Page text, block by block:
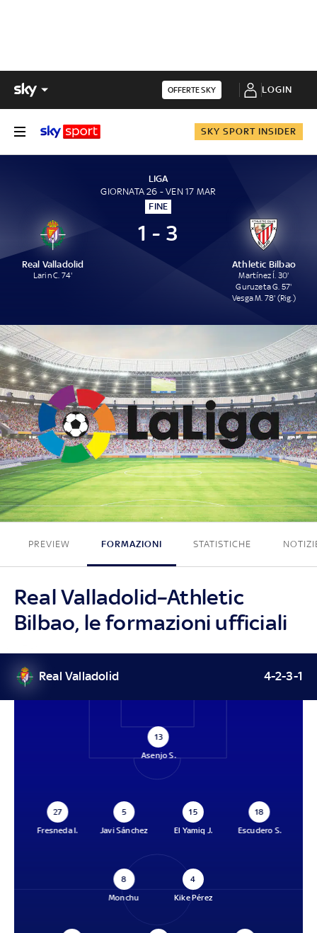
OFFERTE SKY LOGIN
SKY SPORT INSIDER
LIGA
GIORNATA 26 - VEN 17 MAR
FINE
Real Valladolid
Larin C. 74'
1 - 3
Athletic Bilbao
Martínez Í. 30'
Guruzeta G. 57'
Vesga M. 78' (Rig.)
1 - 3
PREVIEW FORMAZIONI STATISTICHE
Real Valladolid–Athletic
Bilbao, le formazioni ufficiali
Real Valladolid 4-2-3-1
13
Asenjo S.
27
Fresneda I.
5
Javi Sánchez
15
El Yamiq J.
18
Escudero S.
8
Monchu
4
Kike Pérez